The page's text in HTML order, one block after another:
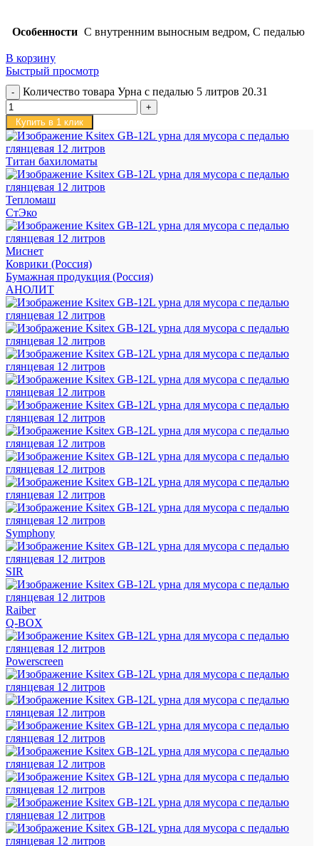
Особенности С внутренним выносным ведром, С педалью
В корзину
Быстрый просмотр
Количество товара Урна с педалью 5 литров 20.31
Купить в 1 клик
Титан бахиломаты
Тепломаш
СтЭко
Миснет
Коврики (Россия)
Бумажная продукция (Россия)
АНОЛИТ
Symphony
SIR
Raiber
Q-BOX
Powerscreen